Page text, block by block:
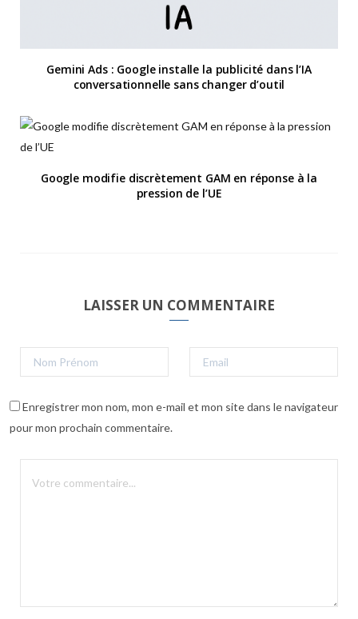
Gemini Ads : Google installe la publicité dans l’IA
conversationnelle sans changer d’outil
Google modifie discrètement GAM en réponse à la
pression de l’UE
LAISSER UN COMMENTAIRE
Enregistrer mon nom, mon e-mail et mon site dans le navigateur
pour mon prochain commentaire.